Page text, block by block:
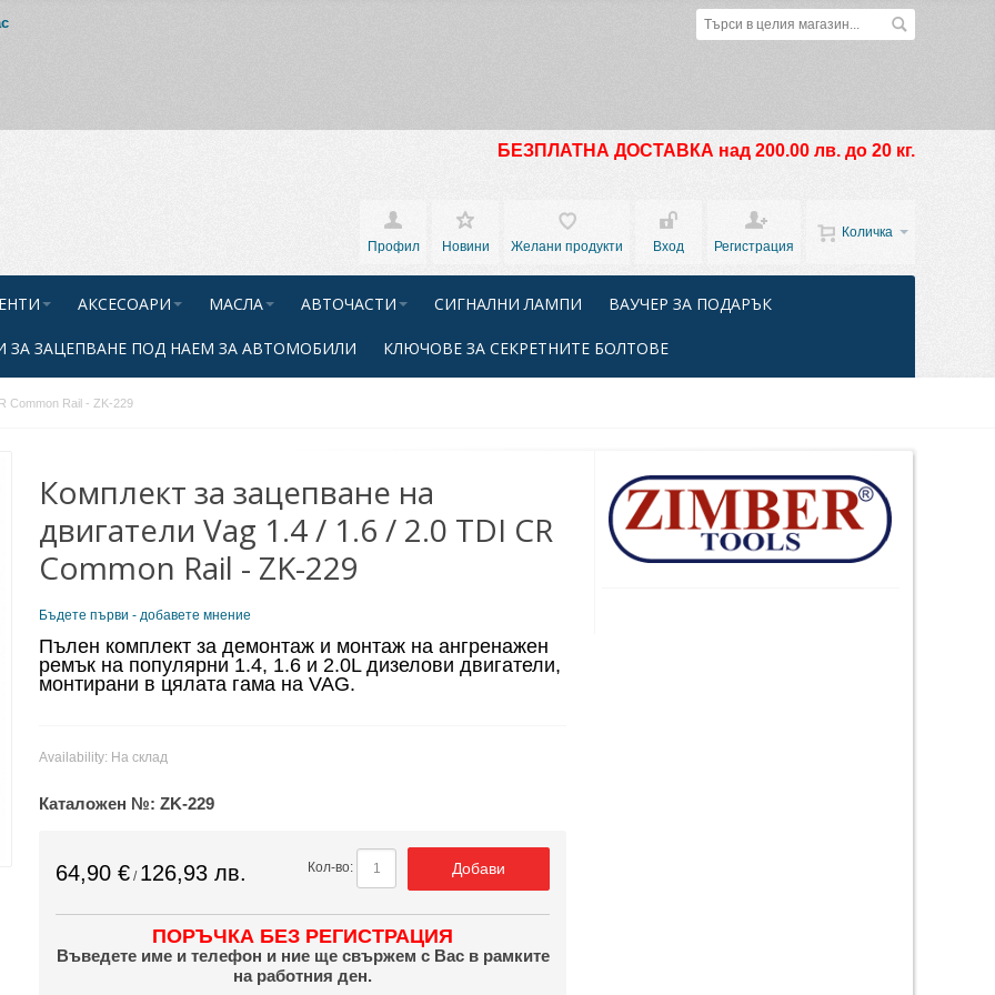
БЕЗПЛАТНА ДОСТАВКА над 200.00 лв. до 20 кг.
Количка
Профил
Новини Желани продукти Вход Регистрация
АКСЕСОАРИ МАСЛА АВТОЧАСТИ СИГНАЛНИ ЛАМПИ ВАУЧЕР ЗА ПОДАРЪК
ЗА ЗАЦЕПВАНЕ ПОД НАЕМ ЗА АВТОМОБИЛИ КЛЮЧОВЕ ЗА СЕКРЕТНИТЕ БОЛТОВЕ
Common Rail - ZK-229
Комплект за зацепване на
двигатели Vag 1.4 / 1.6 / 2.0 TDI CR
Common Rail - ZK-229
Бъдете първи - добавете мнение
Пълен комплект за демонтаж и монтаж на ангренажен
ремък на популярни 1.4, 1.6 и 2.0L дизелови двигатели,
монтирани в цялата гама на VAG.
Availability: На склад
Каталожен №:ZK-229
64,90 € / 126,93 лв. Кол-во: Добави
ПОРЪЧКА БЕЗ РЕГИСТРАЦИЯ
Въведете име и телефон и ние ще свържем с Вас в рамките
на работния ден.